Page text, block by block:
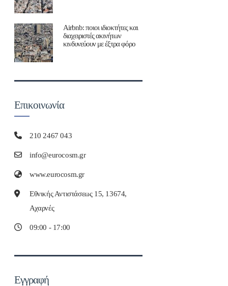
Airbnb: ποιοι ιδιοκτήτες και
διαχειριστές ακινήτων
κινδυνεύουν με έξτρα φόρο
Επικοινωνία
210 2467 043
info@eurocosm.gr
www.eurocosm.gr
Εθνικής Αντιστάσεως 15, 13674,
Αχαρνές
09:00 - 17:00
Εγγραφή